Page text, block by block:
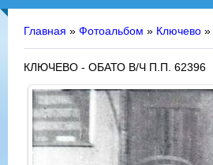
Главная » Фотоальбом » Ключево »
КЛЮЧЕВО - ОБАТО В/Ч П.П. 62396